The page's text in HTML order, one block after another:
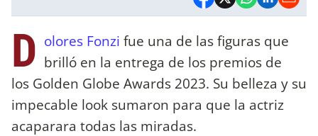
D olores Fonzi fue una de las figuras que
brilló en la entrega de los premios de
los Golden Globe Awards 2023. Su belleza y su
impecable look sumaron para que la actriz
acaparara todas las miradas.